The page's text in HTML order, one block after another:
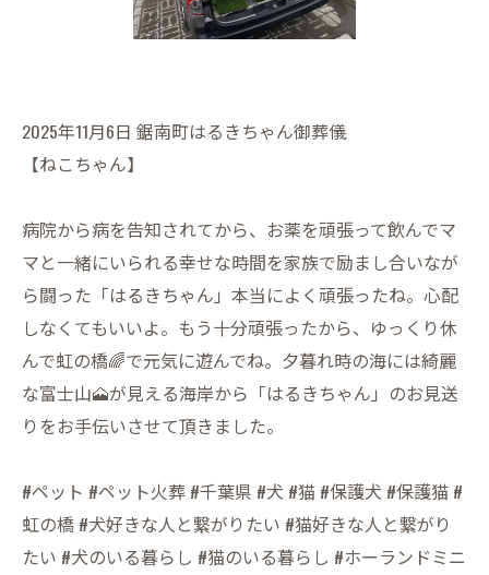
2025年11月6日 鋸南町はるきちゃん御葬儀
【ねこちゃん】
病院から病を告知されてから、お薬を頑張って飲んでマ
マと一緒にいられる幸せな時間を家族で励まし合いなが
ら闘った「はるきちゃん」本当によく頑張ったね。心配
しなくてもいいよ。もう十分頑張ったから、ゆっくり休
んで虹の橋🌈で元気に遊んでね。夕暮れ時の海には綺麗
な富士山🗻が見える海岸から「はるきちゃん」のお見送
りをお手伝いさせて頂きました。
#ペット #ペット火葬 #千葉県 #犬 #猫 #保護犬 #保護猫 #
虹の橋 #犬好きな人と繋がりたい #猫好きな人と繋がり
たい #犬のいる暮らし #猫のいる暮らし #ホーランドミニ